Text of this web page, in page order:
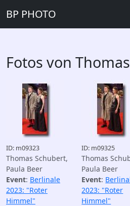
BP PHOTO
Fotos von
ID: m09323
Thomas Schubert,
Paula Beer
Event: Berlinale
2023: "Roter
Himmel"
ID: m09325
Thomas
Paula Beer
Event:
2023: "Roter
Himmel"